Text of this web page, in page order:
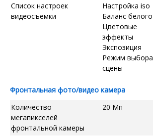
Список настроек
видеосъемки
Настройка iso
Баланс белого
Цветовые
эффекты
Экспозиция
Режим выбора
сцены
Фронтальная фото/видео камера
Количество
мегапикселей
фронтальной камеры
20 Мп